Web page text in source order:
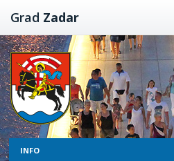
Preskoči
na
sadržaj
Grad Zadar
INFO